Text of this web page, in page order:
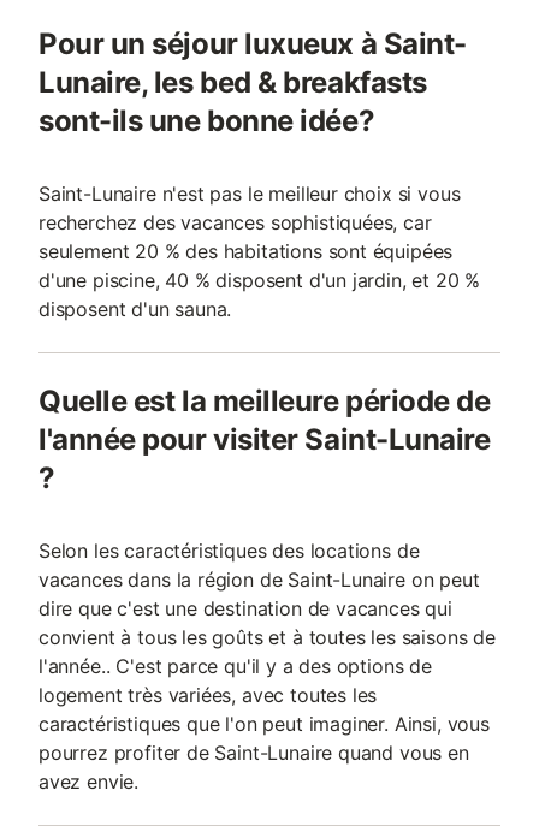
Pour un séjour luxueux à Saint-
Lunaire, les bed & breakfasts
sont-ils une bonne idée?
Saint-Lunaire n'est pas le meilleur choix si vous
recherchez des vacances sophistiquées, car
seulement 20 % des habitations sont équipées
d'une piscine, 40 % disposent d'un jardin, et 20 %
disposent d'un sauna.
Quelle est la meilleure période de
l'année pour visiter Saint-Lunaire
?
Selon les caractéristiques des locations de
vacances dans la région de Saint-Lunaire on peut
dire que c'est une destination de vacances qui
convient à tous les goûts et à toutes les saisons de
l'année.. C'est parce qu'il y a des options de
logement très variées, avec toutes les
caractéristiques que l'on peut imaginer. Ainsi, vous
pourrez profiter de Saint-Lunaire quand vous en
avez envie.